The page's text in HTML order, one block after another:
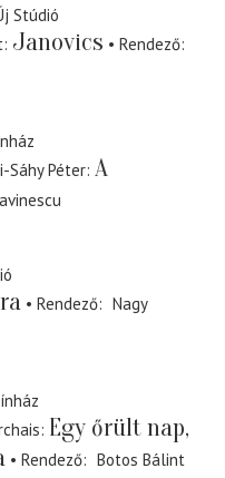
Stúdió
Janovics
Rendező
Sáhy Péter A
Rendező
Nagy
Egy őrült nap,
Rendező
Botos Bálint